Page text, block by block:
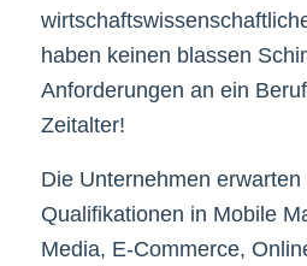
haben keinen blassen
Anforderungen an ein
Zeitalter!
Die Unternehmen
Qualifikationen in Mobile
Media, E-Commerce,